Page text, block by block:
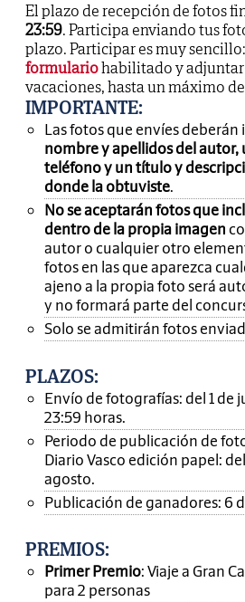
El plazo de recepción de fotos
23:59. Participa enviando tus
plazo. Participar es muy
formulariohabilitado y
vacaciones, hasta un máximo
IMPORTANTE:
Las fotos que envíes
nombre y apellidos del autor,
teléfono y un título y
donde la obtuviste.
No se aceptarán fotos que
dentro de la propia imagen
autor o cualquier otro
fotos en las que aparezca
ajeno a la propia foto será
y no formará parte del
Solo se admitirán fotos
PLAZOS:
Envío de fotografías: del 1 de
23:59 horas.
Periodo de publicación de
Diario Vasco edición papel:
agosto.
Publicación de ganadores: 6
PREMIOS:
Primer Premio: Viaje a Gran
para 2 personas